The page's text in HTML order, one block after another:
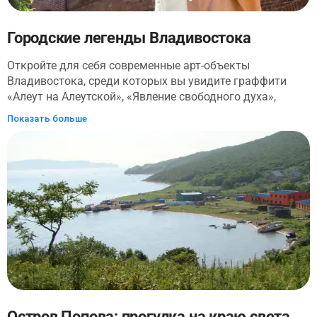
Городские легенды Владивостока
Откройте для себя современные арт-объекты
Владивостока, среди которых вы увидите граффити
«Алеут на Алеутской», «Явление свободного духа»,
инсталляции Штирлиц, 7 сопок и властителей
уссурийской тайги — тигров. Эта экскурсия не только
об уличном искусстве, но и об историях, тайнах и
легендах города, которые скрывают, на первый взгляд,
обычные локации — гостиница Версаль, чайна-таун на
Миллионке, Тигровая улица... Вы узнаете, какие
известнейшие личности оставили свои отпечатки у
старейшего кинотеатра Океан и как родилась идея арт-
объекта 7 сопок. Отправляйтесь на современную и
увлекательную прогулку по Владивостоку!
Показать больше